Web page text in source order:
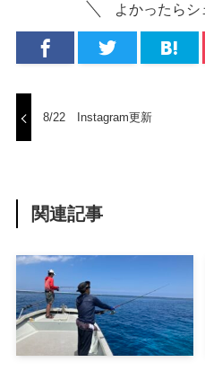
よかったらシ
8/22 Instagram更新
関連記事